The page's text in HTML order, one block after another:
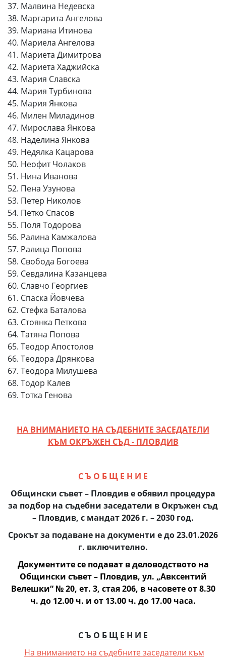
37. Малвина Недевска
38. Маргарита Ангелова
39. Мариана Итинова
40. Мариела Ангелова
41. Мариета Димитрова
42. Мариета Хаджийска
43. Мария Славска
44. Мария Турбинова
45. Мария Янкова
46. Милен Миладинов
47. Мирослава Янкова
48. Наделина Янкова
49. Недялка Кацарова
50. Неофит Чолаков
51. Нина Иванова
52. Пена Узунова
53. Петер Николов
54. Петко Спасов
55. Поля Тодорова
56. Ралина Камжалова
57. Ралица Попова
58. Свобода Богоева
59. Севдалина Казанцева
60. Славчо Георгиев
61. Спаска Йовчева
62. Стефка Баталова
63. Стоянка Петкова
64. Татяна Попова
65. Теодор Апостолов
66. Теодора Дрянкова
67. Теодора Милушева
68. Тодор Калев
69. Тотка Генова
НА ВНИМАНИЕТО НА СЪДЕБНИТЕ ЗАСЕДАТЕЛИ
КЪМ ОКРЪЖЕН СЪД - ПЛОВДИВ
С Ъ О Б Щ Е Н И Е
Общински съвет – Пловдив е обявил процедура
за подбор на съдебни заседатели в Окръжен съд
– Пловдив, с мандат 2026 г. – 2030 год.
Срокът за подаване на документи е до 23.01.2026
г. включително.
Документите се подават в деловодството на
Общински съвет – Пловдив, ул. „Авксентий
Велешки“ № 20, ет. 3, стая 206, в часовете от 8.30
ч. до 12.00 ч. и от 13.00 ч. до 17.00 часа.
С Ъ О Б Щ Е Н И Е
На вниманието на съдебните заседатели към